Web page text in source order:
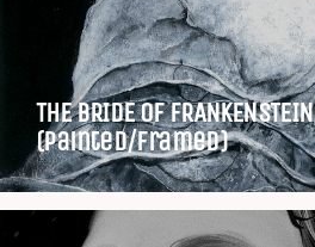
THE BRIDE OF FRANKENSTEIN
(Painted/Framed)